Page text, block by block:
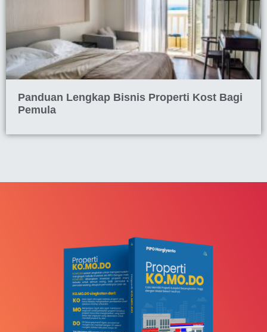
Panduan Lengkap Bisnis Properti Kost Bagi
Pemula